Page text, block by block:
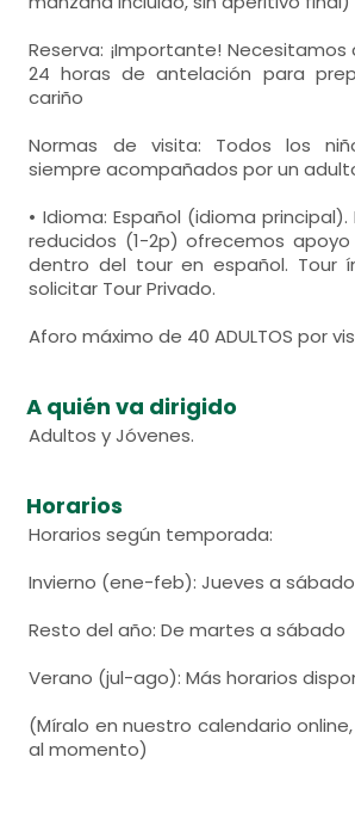
Reserva: ¡Importante!
24 horas de antelación para
cariño
Normas de visita: Todos los
siempre acompañados por un
• Idioma: Español (idioma
reducidos (1-2p) ofrecemos
dentro del tour en español. Tour
solicitar Tour Privado.
Aforo máximo de 40 ADULTOS por
A quién va dirigido
Adultos y Jóvenes.
Horarios
Horarios según temporada:
Invierno (ene-feb): Jueves a sábado
Resto del año: De martes a sábado
Verano (jul-ago): Más horarios
(Míralo en nuestro calendario
al momento)